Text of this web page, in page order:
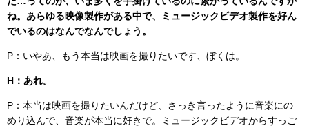
ね。あらゆる映像製作がある中で、ミュージックビデオ製作を好ん
でいるのはなんでなんでしょう。
P：いやあ、もう本当は映画を撮りたいです、ぼくは。
H：あれ。
P：本当は映画を撮りたいんだけど、さっき言ったように音楽にの
めり込んで、音楽が本当に好きで。ミュージックビデオからすっご